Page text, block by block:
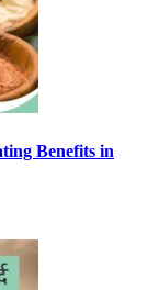
Benefits in